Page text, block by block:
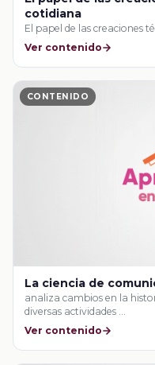
cotidiana
El papel de las creaciones
Ver contenido
CONTENIDO
La ciencia de
analiza cambios en la
diversas actividades …
Ver contenido